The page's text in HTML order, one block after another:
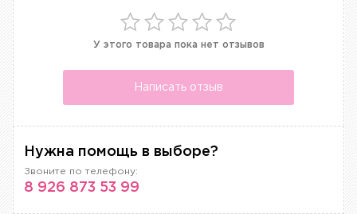
У этого товара пока нет отзывов
Написать отзыв
Нужна помощь в выборе?
Звоните по телефону:
8 926 873 53 99